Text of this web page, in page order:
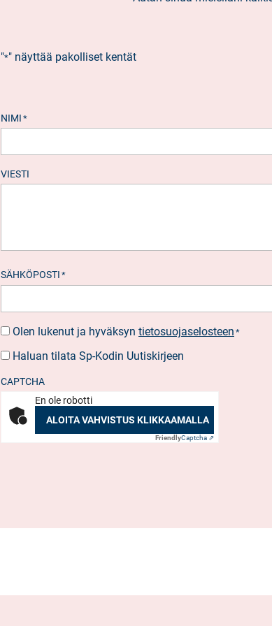
"*" näyttää pakolliset kentät
NIMI *
VIESTI
SÄHKÖPOSTI *
SUOSTUMUS*
Olen lukenut ja hyväksyn tietosuojaselosteen *
UUTISKIRJEEN
Haluan tilata Sp-Kodin Uutiskirjeen
CAPTCHA
En ole robotti
ALOITA VAHVISTUS KLIKKAAMALLA
FriendlyCaptcha ⇗